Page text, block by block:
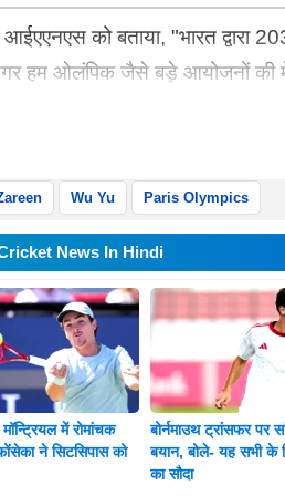
को बताया, "भारत द्वारा
हम ओलंपिक जैसे बड़े आयोजनों की
वर्तमान में, केवल क्षेत्रीय केंद्र
या जहां भी ये केंद्र स्थित हैं, वहां जाना
Wu Yu Paris Olympics
News In Hindi
में रोमांचक
ने सिटसिपास को
बोर्नमाउथ ट्रांसफर पर
बयान, बोले- यह सभी के
का सौदा